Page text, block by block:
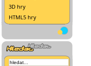
3D hry
HTML5 hry